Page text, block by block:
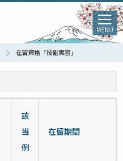
MENU
在留資格「技能実習」
該
当
例
在留期間